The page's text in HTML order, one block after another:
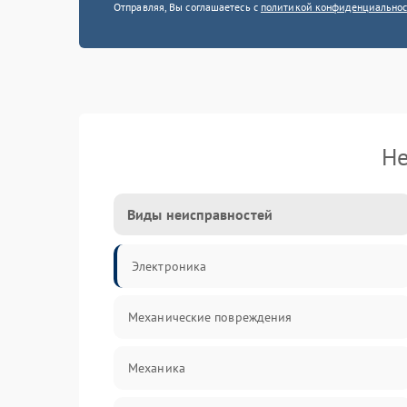
Отправляя, Вы соглашаетесь с политикой
Виды неисправностей
Электроника
Механические повреждения
Механика